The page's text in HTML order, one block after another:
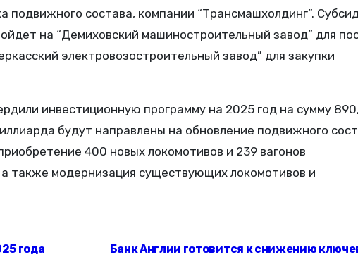
подвижного состава, компании “Трансмашхолдинг”.
на “Демиховский машиностроительный завод” для
электровозостроительный завод” для закупки
инвестиционную программу на 2025 год на сумму
будут направлены на обновление подвижного
400 новых локомотивов и 239 вагонов
также модернизация существующих локомотивов и
года
Банк Англии готовится к снижению